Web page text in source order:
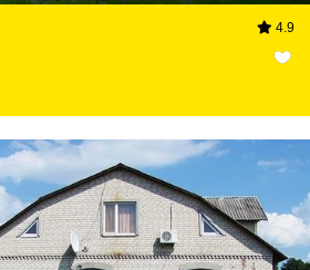
4.9